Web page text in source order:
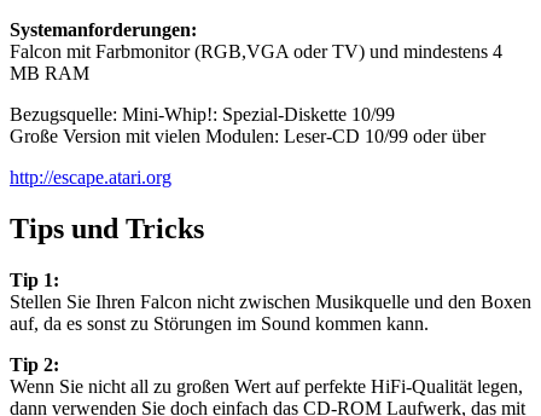
Systemanforderungen:
Falcon mit Farbmonitor (RGB,VGA oder TV) und mindestens 4
MB RAM
Bezugsquelle: Mini-Whip!: Spezial-Diskette 10/99
Große Version mit vielen Modulen: Leser-CD 10/99 oder über
http://escape.atari.org
Tips und Tricks
Tip 1:
Stellen Sie Ihren Falcon nicht zwischen Musikquelle und den Boxen
auf, da es sonst zu Störungen im Sound kommen kann.
Tip 2:
Wenn Sie nicht all zu großen Wert auf perfekte HiFi-Qualität legen,
dann verwenden Sie doch einfach das CD-ROM Laufwerk, das mit